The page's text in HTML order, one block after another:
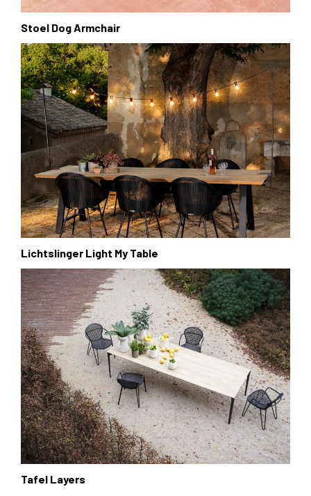
Stoel Dog Armchair
Lichtslinger Light My Table
Tafel Layers